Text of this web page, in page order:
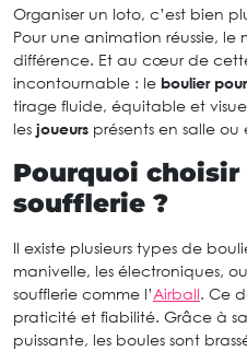
Organiser un loto, c’est bien
Pour une animation réussie,
différence. Et au cœur de
incontournable : le boulier
tirage fluide, équitable et
les joueurs présents en salle ou
Pourquoi
soufflerie ?
Il existe plusieurs types de
manivelle, les électroniques,
soufflerie comme l’Airball. Ce
praticité et fiabilité. Grâce à
puissante, les boules sont